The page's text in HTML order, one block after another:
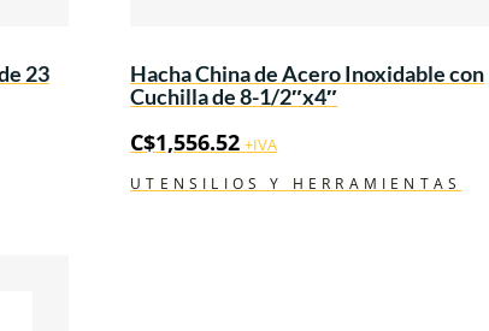
23
Hacha China de Acero Inoxidable con
Cuchilla de 8-1/2″x4″
C$1,556.52 +IVA
UTENSILIOS Y HERRAMIENTAS